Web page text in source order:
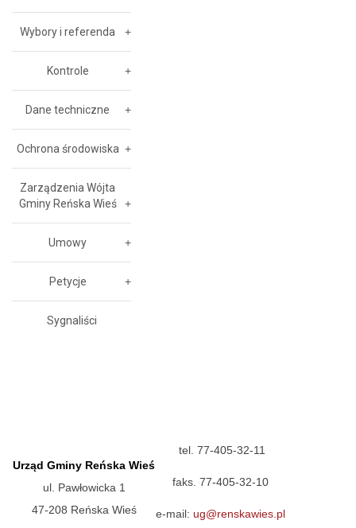
Wybory i referenda
Kontrole
Dane techniczne
Ochrona środowiska
Zarządzenia Wójta
Gminy Reńska Wieś
Umowy
Petycje
Sygnaliści
Urząd Gminy Reńska Wieś
ul. Pawłowicka 1
47-208 Reńska Wieś
tel. 77-405-32-11
faks. 77-405-32-10
e-mail: ug@renskawies.pl